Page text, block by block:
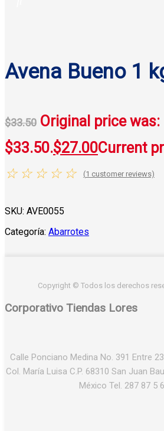
Avena Bueno 1
$33.50 Original price was:
$33.50.$27.00Current
☆ ☆ ☆ ☆ ☆ (1 customer reviews)
SKU: AVE0055
Categoría: Abarrotes
Copyright © Todos los derechos
Corporativo Tiendas Lores
Calle Ponciano Medina No. 391 Entre
Col. María Luisa C.P. 68310 San Juan
México Tel. 287 87 5